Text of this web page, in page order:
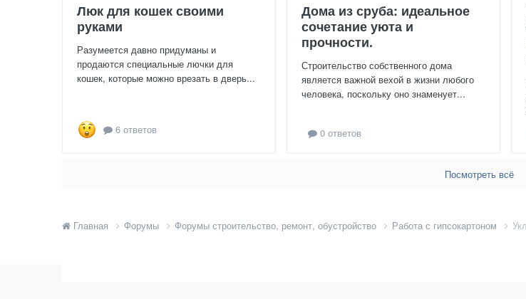
Люк для кошек своими
руками
Разумеется давно придуманы и
продаются специальные лючки для
кошек, которые можно врезать в дверь...
6 ответов
Дома из сруба: идеальное
сочетание уюта и
прочности.
Строительство собственного дома
является важной вехой в жизни любого
человека, поскольку оно знаменует...
0 ответов
Посмотреть всё
Главная Форумы Форумы строительство, ремонт, обустройство Работа с гипсокартоном